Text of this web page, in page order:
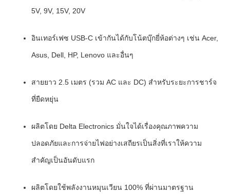
5V, 9V, 15V, 20V
อินเทอร์เฟซ USB-C เข้ากันได้กับโน้ตบุ๊กยี่ห้อต่างๆ เช่น Acer,
Asus, Dell, HP, Lenovo และอื่นๆ
สายยาว 2.5 เมตร (รวม AC และ DC) สำหรับระยะการชาร์จ
ที่ยืดหยุ่น
ผลิตโดย Delta Electronics มั่นใจได้เรื่องคุณภาพความ
ปลอดภัยและการจ่ายไฟอย่างเสถียรเป็นสิ่งที่เราให้ความ
สำคัญเป็นอันดับแรก
ผลิตโดยใช้พลังงานหมุนเวียน 100% ที่ผ่านมาตรฐาน